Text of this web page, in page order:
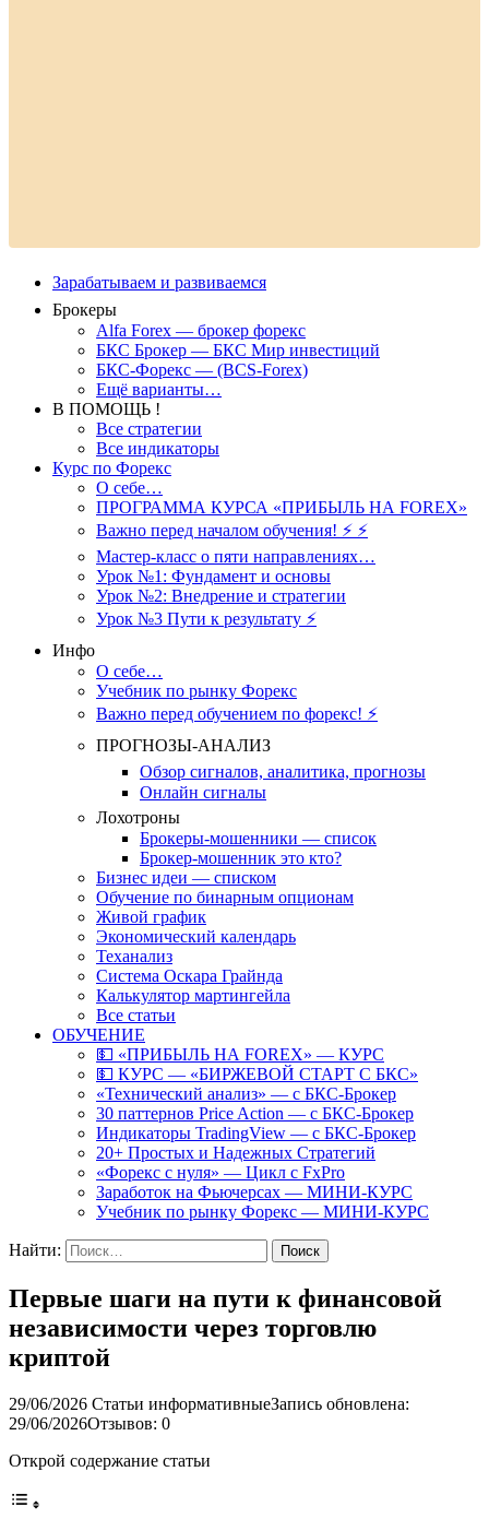
Зарабатываем и развиваемся
Брокеры
Alfa Forex — брокер форекс
БКС Брокер — БКС Мир инвестиций
БКС-Форекс — (BCS-Forex)
Ещё варианты…
В ПОМОЩЬ !
Все стратегии
Все индикаторы
Курс по Форекс
О себе…
ПРОГРАММА КУРСА «ПРИБЫЛЬ НА FOREX»
Важно перед началом обучения! ⚡ ⚡
Мастер-класс о пяти направлениях…
Урок №1: Фундамент и основы
Урок №2: Внедрение и стратегии
Урок №3 Пути к результату ⚡️
Инфо
О себе…
Учебник по рынку Форекс
Важно перед обучением по форекс! ⚡
ПРОГНОЗЫ-АНАЛИЗ
Обзор сигналов, аналитика, прогнозы
Онлайн сигналы
Лохотроны
Брокеры-мошенники — список
Брокер-мошенник это кто?
Бизнес идеи — списком
Обучение по бинарным опционам
Живой график
Экономический календарь
Теханализ
Система Оскара Грайнда
Калькулятор мартингейла
Все статьи
ОБУЧЕНИЕ
💵 «ПРИБЫЛЬ НА FOREX» — КУРС
💵 КУРС — «БИРЖЕВОЙ СТАРТ С БКС»
«Технический анализ» — с БКС-Брокер
30 паттернов Price Action — с БКС-Брокер
Индикаторы TradingView — с БКС-Брокер
20+ Простых и Надежных Стратегий
«Форекс с нуля» — Цикл с FxPro
Заработок на Фьючерсах — МИНИ-КУРС
Учебник по рынку Форекс — МИНИ-КУРС
Найти:
Первые шаги на пути к финансовой
независимости через торговлю
криптой
29/06/2026 Статьи информативныеЗапись обновлена:
29/06/2026Отзывов: 0
Открой содержание статьи